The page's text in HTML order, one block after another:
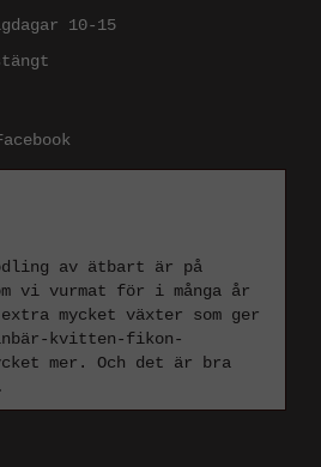
10-15
av ätbart är på
vi vurmat för i många år
mycket växter som ger
kvitten-fikon-
mer. Och det är bra